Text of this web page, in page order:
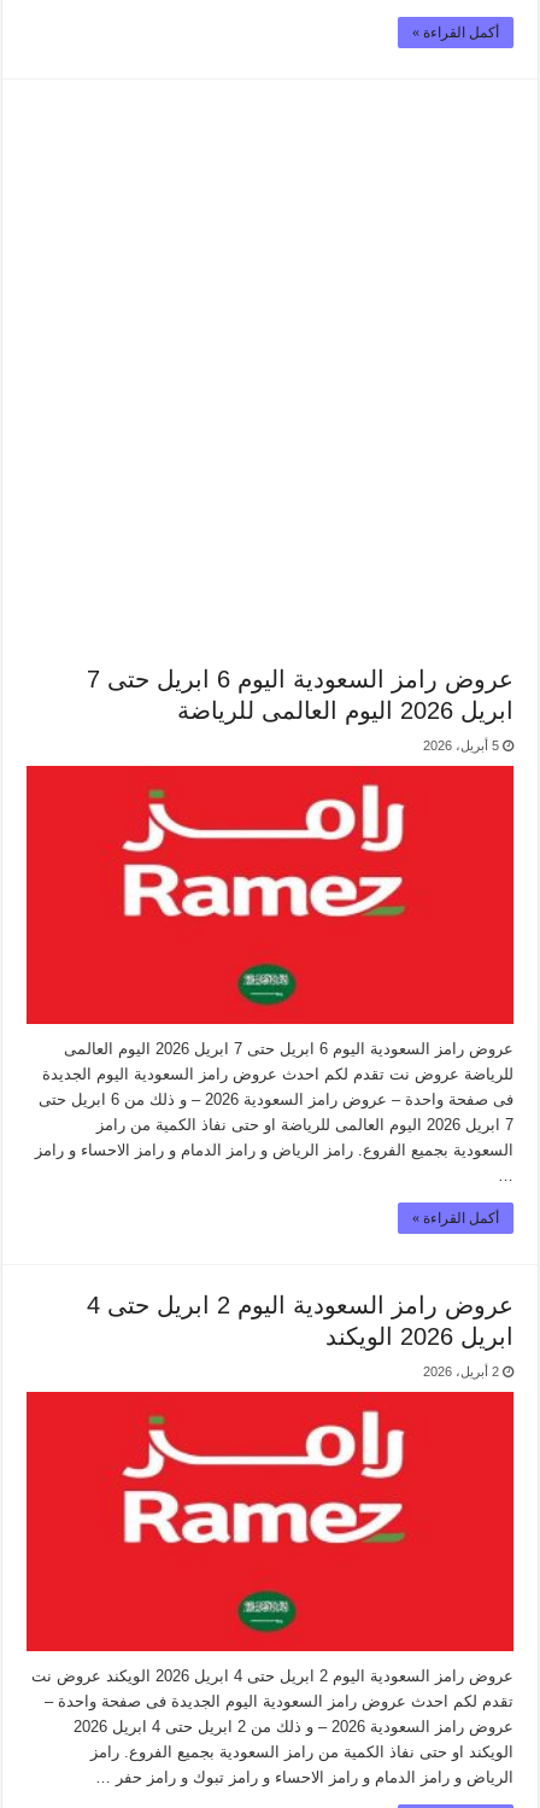
أكمل القراءة »
عروض رامز السعودية اليوم 6 ابريل حتى 7
ابريل 2026 اليوم العالمى للرياضة
5 أبريل، 2026
عروض رامز السعودية اليوم 6 ابريل حتى 7 ابريل 2026 اليوم العالمى
للرياضة عروض نت تقدم لكم احدث عروض رامز السعودية اليوم الجديدة
فى صفحة واحدة – عروض رامز السعودية 2026 – و ذلك من 6 ابريل حتى
7 ابريل 2026 اليوم العالمى للرياضة او حتى نفاذ الكمية من رامز
السعودية بجميع الفروع. رامز الرياض و رامز الدمام و رامز الاحساء و رامز
…
أكمل القراءة »
عروض رامز السعودية اليوم 2 ابريل حتى 4
ابريل 2026 الويكند
2 أبريل، 2026
عروض رامز السعودية اليوم 2 ابريل حتى 4 ابريل 2026 الويكند عروض نت
تقدم لكم احدث عروض رامز السعودية اليوم الجديدة فى صفحة واحدة –
عروض رامز السعودية 2026 – و ذلك من 2 ابريل حتى 4 ابريل 2026
الويكند او حتى نفاذ الكمية من رامز السعودية بجميع الفروع. رامز
الرياض و رامز الدمام و رامز الاحساء و رامز تبوك و رامز حفر …